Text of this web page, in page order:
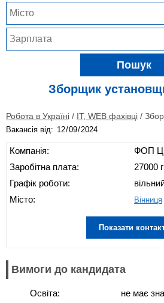
Пошук
Зборщик
Робота в Україні / IT, WEB фахівці /
Вакансія від:
Компанія:
Заробітна плата:
Графік роботи:
Місто:
ФОП
27000
Вінниця
Показати
Вимоги до кандидата
Освіта:
не має